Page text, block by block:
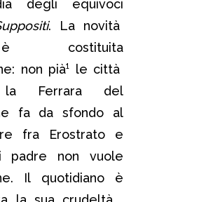
degli equivoci
. La novità
costituita
non pià¹ le città
Ferrara del
fa da sfondo al
fra Erostrato e
padre non vuole
Il quotidiano è